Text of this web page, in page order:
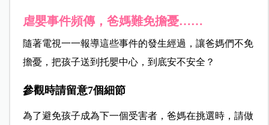
虐嬰事件頻傳，爸媽難免擔憂……
隨著電視一一報導這些事件的發生經過，讓爸媽們不免
擔憂，把孩子送到托嬰中心，到底安不安全？
參觀時請留意7個細節
為了避免孩子成為下一個受害者，爸媽在挑選時，請做